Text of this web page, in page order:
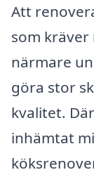
Att
som
närmare
göra stor
kvalitet.
inhämtat